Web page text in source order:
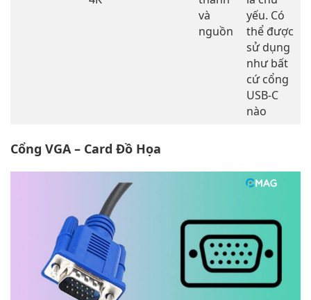
và
nguồn
yếu. Có
thể được
sử dụng
như bất
cứ cổng
USB-C
nào
Cổng VGA – Card Đồ Họa